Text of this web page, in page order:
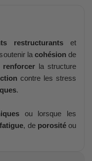
restructurantset
lacohésion de
renforcerla structure
contre les stress
.
ou lorsque les
fatigue, de porositéou